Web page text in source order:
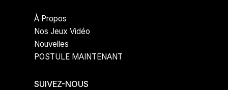
À Propos
Nos Jeux Vidéo
Nouvelles
POSTULE MAINTENANT
SUIVEZ-NOUS